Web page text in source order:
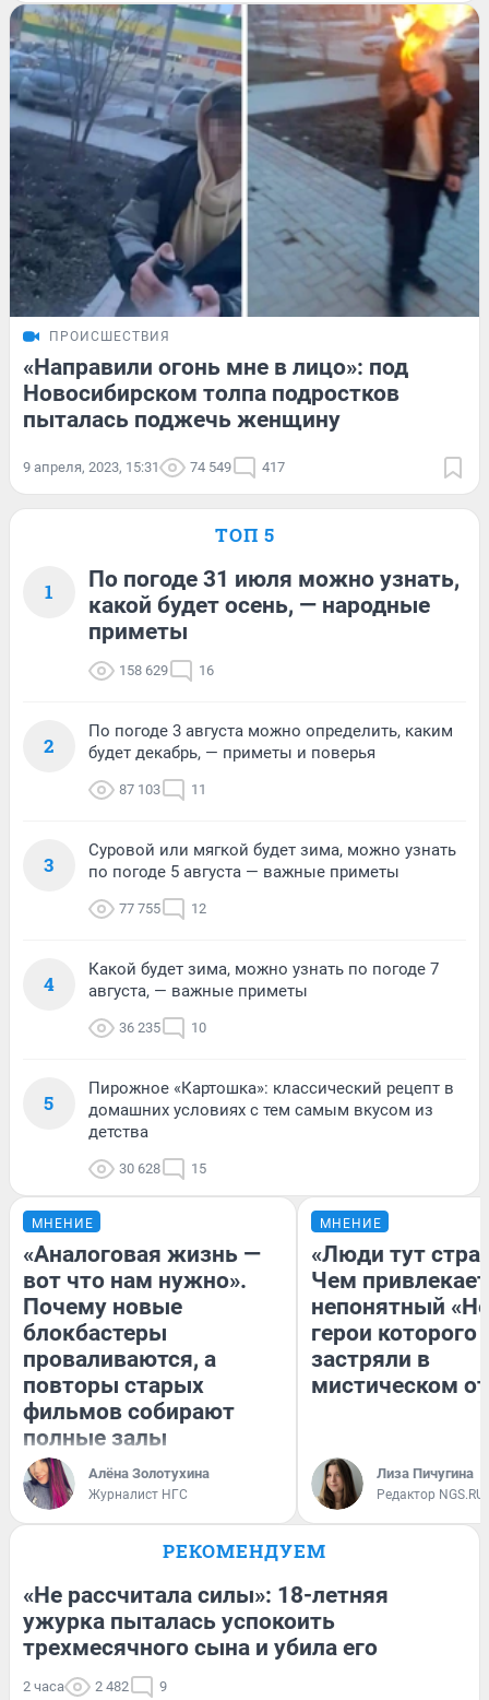
ПРОИСШЕСТВИЯ
«Направили огонь мне в лицо»: под
Новосибирском толпа подростков
пыталась поджечь женщину
9 апреля, 2023, 15:31 74 549 417
ТОП 5
1
По погоде 31 июля можно узнать,
какой будет осень, — народные
приметы
158 629 16
2
По погоде 3 августа можно определить, каким
будет декабрь, — приметы и поверья
87 103 11
3
Суровой или мягкой будет зима, можно узнать
по погоде 5 августа — важные приметы
77 755 12
4
Какой будет зима, можно узнать по погоде 7
августа, — важные приметы
36 235 10
5
Пирожное «Картошка»: классический рецепт в
домашних условиях с тем самым вкусом из
детства
30 628 15
МНЕНИЕ
«Аналоговая жизнь —
вот что нам нужно».
Почему новые
блокбастеры
проваливаются, а
повторы старых
фильмов собирают
полные залы
Алёна Золотухина
Журналист НГС
МНЕНИЕ
«Люди тут
Чем привлекает
непонятный
герои которого
застряли в
мистическом
Лиза Пичугина
Редактор NGS.RU
РЕКОМЕНДУЕМ
«Не рассчитала силы»: 18-летняя
ужурка пыталась успокоить
трехмесячного сына и убила его
2 часа 2 482 9